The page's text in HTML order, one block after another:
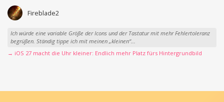
Fireblade2
Ich würde eine variable Größe der Icons und der Tastatur mit mehr Fehlertoleranz
begrüßen. Ständig tippe ich mit meinen „kleinen“...
→ iOS 27 macht die Uhr kleiner: Endlich mehr Platz fürs Hintergrundbild